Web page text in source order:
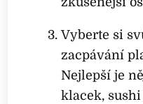
Vyberte si
zacpávání
Nejlepší je
klacek,